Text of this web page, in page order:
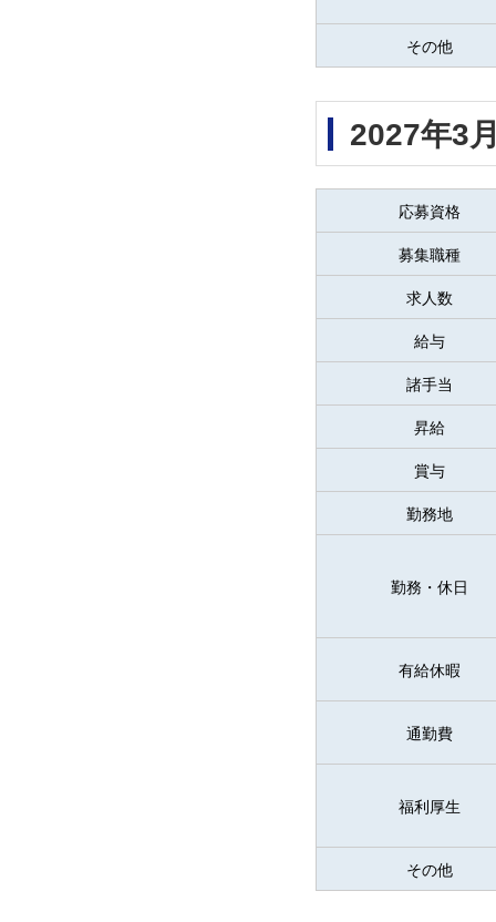
その他
2027年3
応募資格
募集職種
求人数
給与
諸手当
昇給
賞与
勤務地
勤務・休日
有給休暇
通勤費
福利厚生
その他